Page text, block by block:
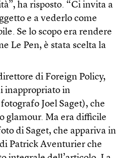
ha risposto. “Ci invita a
e a vederlo come
Se lo scopo era rendere
Le Pen, è stata scelta la
di Foreign Policy,
inappropriato in
Joel Saget), che
glamour. Ma era difficile
di Saget, che appariva in
Patrick Aventurier che